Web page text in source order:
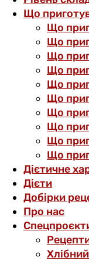
Що
Що
Що
Що
Що
Що
Що
Що
Що
Що
Що
Дієтичне
Дієти
Добірки
Про нас